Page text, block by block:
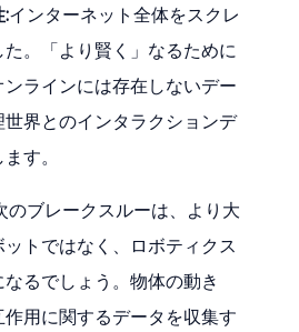
:インターネット全体をスクレ
。「より賢く」なるために
ラインには存在しないデー
世界とのインタラクションデ
す。
のブレークスルーは、より大
トではなく、ロボティクス
るでしょう。物体の動き
用に関するデータを収集す